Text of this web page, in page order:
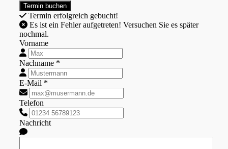
Termin erfolgreich gebucht!
nochmal.
Vorname
Nachname *
E-Mail *
Telefon
Nachricht